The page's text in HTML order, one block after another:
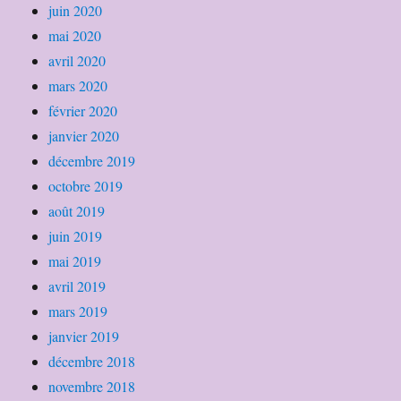
juin 2020
mai 2020
avril 2020
mars 2020
février 2020
janvier 2020
décembre 2019
octobre 2019
août 2019
juin 2019
mai 2019
avril 2019
mars 2019
janvier 2019
décembre 2018
novembre 2018